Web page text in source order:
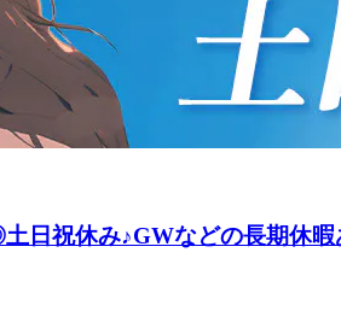
日祝休み♪GWなどの長期休